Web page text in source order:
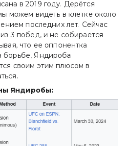
в 2019 году. Дерётся
можем видеть в клетке около
последних лет. Сейчас
3 побед, и не собирается
что ее оппонентка
борьбе, Яндироба
своим этим плюсом в
Яндиробы: